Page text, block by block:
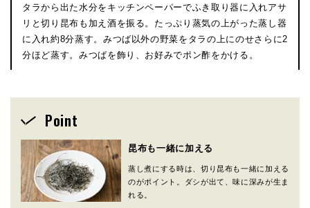
タラから出た水分をキッチンペーパーでふき取り器に入れアサ
リと切り昆布も加え酒を振る。たっぷり蒸気の上がった蒸し器
に入れ約8分蒸す。みつば以外の野菜をタラの上にのせさらに2
分ほど蒸す。みつばを飾り、お好みでポン酢をかける。
Point
昆布も一緒に加える
蒸し煮にする時は、切り昆布も一緒に加える
のがポイント。ダシが出て、味に深みが生ま
れる。